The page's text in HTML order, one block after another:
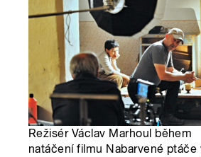
Režisér Václav Marhoul během
natáčení filmu Nabarvené ptáče